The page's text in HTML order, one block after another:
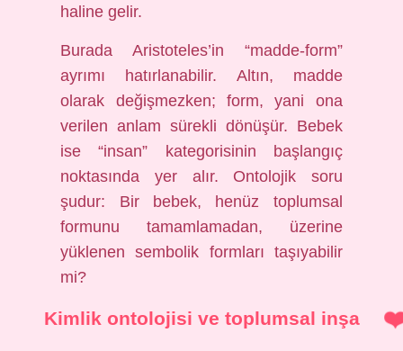
haline gelir.
Burada Aristoteles’in “madde-form”
ayrımı hatırlanabilir. Altın, madde
olarak değişmezken; form, yani ona
verilen anlam sürekli dönüşür. Bebek
ise “insan” kategorisinin başlangıç
noktasında yer alır. Ontolojik soru
şudur: Bir bebek, henüz toplumsal
formunu tamamlamadan, üzerine
yüklenen sembolik formları taşıyabilir
mi?
Kimlik ontolojisi ve toplumsal inşa